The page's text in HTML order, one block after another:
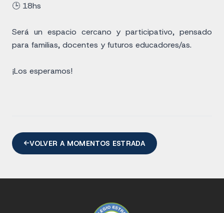
🕒 18hs
Será un espacio cercano y participativo, pensado
para familias, docentes y futuros educadores/as.
¡Los esperamos!
VOLVER A MOMENTOS ESTRADA